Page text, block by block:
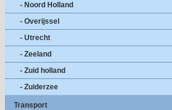
- Noord Holland
- Overijssel
- Utrecht
- Zeeland
- Zuid holland
- Zuiderzee
Transport